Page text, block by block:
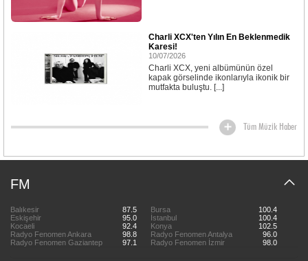
Charli XCX'ten Yılın En Beklenmedik
Karesi!
10/07/2026
Charli XCX, yeni albümünün özel
kapak görselinde ikonlarıyla ikonik bir
mutfakta buluştu. [...]
Tüm Müzik Haber
FM
Balıkesir 87.5 Bursa
100.4
Eskişehir
95.0 İstanbul
100.4
Kocaeli
92.4 Konya
102.5
Radyo Fenomen Ankara
98.8 Radyo Fenomen Antalya
96.0
Radyo Fenomen Gaziantep
97.1 Radyo Fenomen İzmir 98.0